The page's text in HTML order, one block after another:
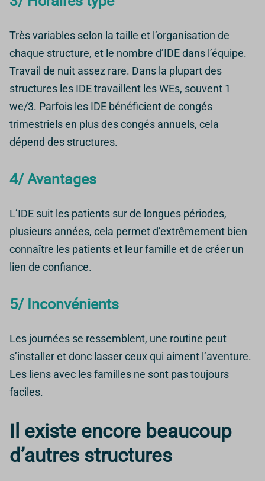
Très variables selon la taille et l’organisation de
chaque structure, et le nombre d’IDE dans l’équipe.
Travail de nuit assez rare. Dans la plupart des
structures les IDE travaillent les WEs, souvent 1
we/3. Parfois les IDE bénéficient de congés
trimestriels en plus des congés annuels, cela
dépend des structures.
4/ Avantages
L’IDE suit les patients sur de longues périodes,
plusieurs années, cela permet d’extrêmement bien
connaître les patients et leur famille et de créer un
lien de confiance.
5/ Inconvénients
Les journées se ressemblent, une routine peut
s’installer et donc lasser ceux qui aiment l’aventure.
Les liens avec les familles ne sont pas toujours
faciles.
Il existe encore beaucoup
d’autres structures